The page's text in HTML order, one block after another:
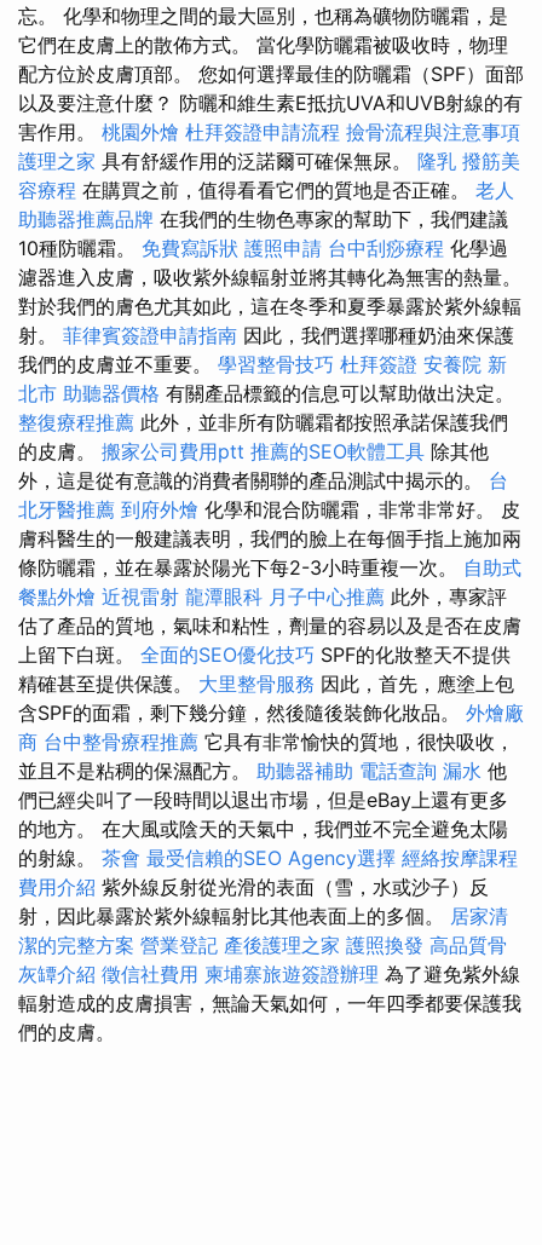
忘。 化學和物理之間的最大區別，也稱為礦物防曬霜，是
它們在皮膚上的散佈方式。 當化學防曬霜被吸收時，物理
配方位於皮膚頂部。 您如何選擇最佳的防曬霜（SPF）面部
以及要注意什麼？ 防曬和維生素E抵抗UVA和UVB射線的有
害作用。 桃園外燴 杜拜簽證申請流程 撿骨流程與注意事項
護理之家 具有舒緩作用的泛諾爾可確保無尿。 隆乳 撥筋美
容療程 在購買之前，值得看看它們的質地是否正確。 老人
助聽器推薦品牌 在我們的生物色專家的幫助下，我們建議
10種防曬霜。 免費寫訴狀 護照申請 台中刮痧療程 化學過
濾器進入皮膚，吸收紫外線輻射並將其轉化為無害的熱量。
對於我們的膚色尤其如此，這在冬季和夏季暴露於紫外線輻
射。 菲律賓簽證申請指南 因此，我們選擇哪種奶油來保護
我們的皮膚並不重要。 學習整骨技巧 杜拜簽證 安養院 新
北市 助聽器價格 有關產品標籤的信息可以幫助做出決定。
整復療程推薦 此外，並非所有防曬霜都按照承諾保護我們
的皮膚。 搬家公司費用ptt 推薦的SEO軟體工具 除其他
外，這是從有意識的消費者關聯的產品測試中揭示的。 台
北牙醫推薦 到府外燴 化學和混合防曬霜，非常非常好。 皮
膚科醫生的一般建議表明，我們的臉上在每個手指上施加兩
條防曬霜，並在暴露於陽光下每2-3小時重複一次。 自助式
餐點外燴 近視雷射 龍潭眼科 月子中心推薦 此外，專家評
估了產品的質地，氣味和粘性，劑量的容易以及是否在皮膚
上留下白斑。 全面的SEO優化技巧 SPF的化妝整天不提供
精確甚至提供保護。 大里整骨服務 因此，首先，應塗上包
含SPF的面霜，剩下幾分鐘，然後隨後裝飾化妝品。 外燴廠
商 台中整骨療程推薦 它具有非常愉快的質地，很快吸收，
並且不是粘稠的保濕配方。 助聽器補助 電話查詢 漏水 他
們已經尖叫了一段時間以退出市場，但是eBay上還有更多
的地方。 在大風或陰天的天氣中，我們並不完全避免太陽
的射線。 茶會 最受信賴的SEO Agency選擇 經絡按摩課程
費用介紹 紫外線反射從光滑的表面（雪，水或沙子）反
射，因此暴露於紫外線輻射比其他表面上的多個。 居家清
潔的完整方案 營業登記 產後護理之家 護照換發 高品質骨
灰罈介紹 徵信社費用 柬埔寨旅遊簽證辦理 為了避免紫外線
輻射造成的皮膚損害，無論天氣如何，一年四季都要保護我
們的皮膚。